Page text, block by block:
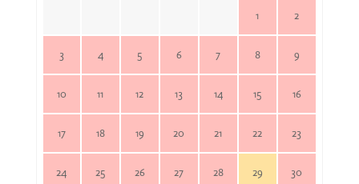
1 2
3 4 5 6 7 8 9
10 11 12 13 14 15 16
17 18 19 20 21 22 23
24 25 26 27 28 29 30